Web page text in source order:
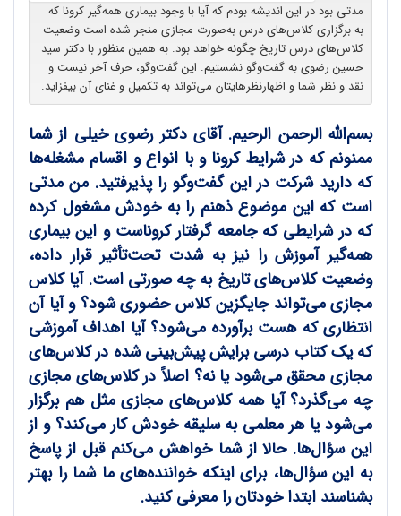
مدتی بود در این اندیشه بودم که آیا با وجود بیماری همه‌گیر کرونا که
به برگزاری کلاس‌های درس به‌صورت مجازی منجر شده است وضعیت
کلاس‌های درس تاریخ چگونه خواهد بود. به همین منظور با دکتر سید
حسین رضوی به گفت‌وگو نشستیم. این گفت‌وگو، حرف آخر نیست و
نقد و نظر شما و اظهارنظرهایتان می‌تواند به تکمیل و غنای آن بیفزاید.
بسم‌الله الرحمن الرحیم. آقای دکتر رضوی خیلی از شما
ممنونم که در شرایط کرونا و با انواع و اقسام مشغله‌ها
که دارید شرکت در این گفت‌وگو را پذیرفتید. من مدتی
است که این موضوع ذهنم را به خودش مشغول کرده
که در شرایطی که جامعه گرفتار کروناست و این بیماری
همه‌گیر آموزش را نیز به شدت تحت‌تأثیر قرار داده،
وضعیت کلاس‌های تاریخ به چه صورتی است. آیا کلاس
مجازی می‌تواند جایگزین کلاس حضوری شود؟ و آیا آن
انتظاری که هست برآورده می‌شود؟ آیا اهداف آموزشی
که یک کتاب درسی برایش پیش‌بینی شده در کلاس‌های
مجازی محقق می‌شود یا نه؟ اصلاً در کلاس‌های مجازی
چه می‌گذرد؟ آیا همه کلاس‌های مجازی مثل هم برگزار
می‌شود یا هر معلمی به سلیقه خودش کار می‌کند؟ و از
این سؤال‌ها. حالا از شما خواهش می‌کنم قبل از پاسخ
به این سؤال‌ها، برای اینکه خواننده‌های ما شما را بهتر
بشناسند ابتدا خودتان را معرفی کنید.